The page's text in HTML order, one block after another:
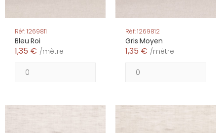
Réf: 1269811
Bleu Roi
1,35 € /mètre
Réf: 1269812
Gris Moyen
1,35 € /mètre